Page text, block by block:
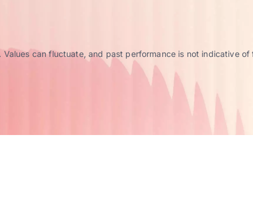
can fluctuate, and past performance is not indicative of